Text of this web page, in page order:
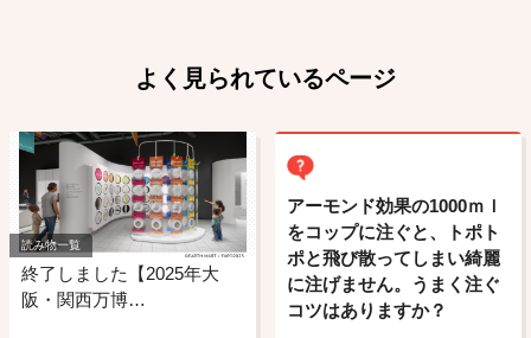
よく見られているページ
読み物一覧
終了しました【2025年大
阪・関西万博…
アーモンド効果の1000ｍｌ
をコップに注ぐと、トポト
ポと飛び散ってしまい綺麗
に注げません。うまく注ぐ
コツはありますか？